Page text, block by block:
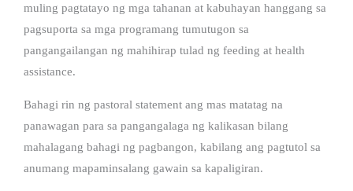
muling pagtatayo ng mga tahanan at kabuhayan hanggang sa
pagsuporta sa mga programang tumutugon sa
pangangailangan ng mahihirap tulad ng feeding at health
assistance.
Bahagi rin ng pastoral statement ang mas matatag na
panawagan para sa pangangalaga ng kalikasan bilang
mahalagang bahagi ng pagbangon, kabilang ang pagtutol sa
anumang mapaminsalang gawain sa kapaligiran.